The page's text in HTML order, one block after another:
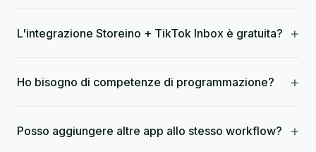
L'integrazione Storeino + TikTok Inbox è gratuita? +
Ho bisogno di competenze di programmazione? +
Posso aggiungere altre app allo stesso workflow? +